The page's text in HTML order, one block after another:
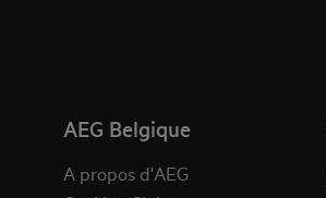
AEG Belgique
A propos d'AEG